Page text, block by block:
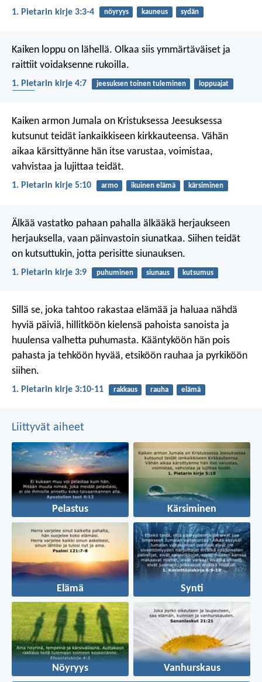
1. Pietarin kirje 3:3-4 nöyryys kauneus sydän
Kaiken loppu on lähellä. Olkaa siis ymmärtäväiset ja
raittiit voidaksenne rukoilla.
1. Pietarin kirje 4:7 jeesuksen toinen tuleminen
loppuajat
Kaiken armon Jumala on Kristuksessa Jeesuksessa
kutsunut teidät iankaikkiseen kirkkauteensa. Vähän
aikaa kärsittyänne hän itse varustaa, voimistaa,
vahvistaa ja lujittaa teidät.
1. Pietarin kirje 5:10 armo ikuinen elämä kärsiminen
Älkää vastatko pahaan pahalla älkääkä herjaukseen
herjauksella, vaan päinvastoin siunatkaa. Siihen teidät
on kutsuttukin, jotta perisitte siunauksen.
1. Pietarin kirje 3:9 puhuminen siunaus kutsumus
Sillä se, joka tahtoo rakastaa elämää ja haluaa nähdä
hyviä päiviä, hillitköön kielensä pahoista sanoista ja
huulensa valhetta puhumasta. Kääntyköön hän pois
pahasta ja tehköön hyvää, etsiköön rauhaa ja pyrkiköön
siihen.
1. Pietarin kirje 3:10-11 rakkaus rauha elämä
Liittyvät aiheet
Pelastus Kärsiminen
Elämä Synti
Nöyryys Vanhurskaus